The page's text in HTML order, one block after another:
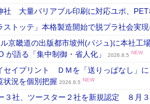
社 大量バリアブル印刷に対応ユポ、
トッテ」本格製造開始で脱プラ社会実
ル京畿道の出版都市坡州(パジュ)に本社
が語る「集中制御・省人化」
2026.8.5 NEW
セイプリント ＤＭを「送りっぱなし」
状況を個別把握 2026.8.5 NEW
社、ツースター２社を新規認定 ８月